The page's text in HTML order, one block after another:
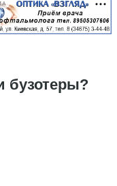
бузотеры?